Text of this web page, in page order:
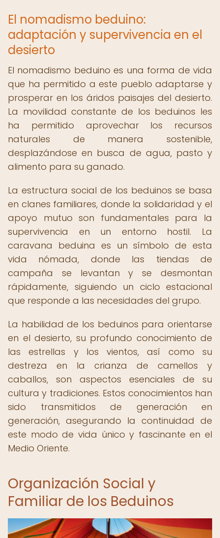
El nomadismo beduino:
adaptación y supervivencia en el
desierto
El nomadismo beduino es una forma de vida
que ha permitido a este pueblo adaptarse y
prosperar en los áridos paisajes del desierto.
La movilidad constante de los beduinos les
ha permitido aprovechar los recursos
naturales de manera sostenible,
desplazándose en busca de agua, pasto y
alimento para su ganado.
La estructura social de los beduinos se basa
en clanes familiares, donde la solidaridad y el
apoyo mutuo son fundamentales para la
supervivencia en un entorno hostil. La
caravana beduina es un símbolo de esta
vida nómada, donde las tiendas de
campaña se levantan y se desmontan
rápidamente, siguiendo un ciclo estacional
que responde a las necesidades del grupo.
La habilidad de los beduinos para orientarse
en el desierto, su profundo conocimiento de
las estrellas y los vientos, así como su
destreza en la crianza de camellos y
caballos, son aspectos esenciales de su
cultura y tradiciones. Estos conocimientos han
sido transmitidos de generación en
generación, asegurando la continuidad de
este modo de vida único y fascinante en el
Medio Oriente.
Organización Social y
Familiar de los Beduinos